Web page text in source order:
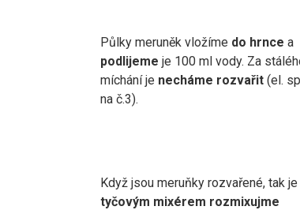
Půlky meruněk vložíme do hrnce a
podlijeme je 100 ml vody. Za
míchání je necháme rozvařit (el.
na č.3).
Když jsou meruňky rozvařené, tak je
tyčovým mixérem rozmixujme